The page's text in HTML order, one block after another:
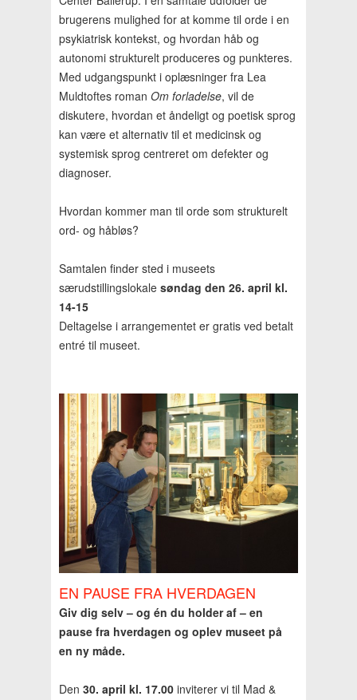
brugerens mulighed for at komme til orde i en
psykiatrisk kontekst, og hvordan håb og
autonomi strukturelt produceres og punkteres.
Med udgangspunkt i oplæsninger fra Lea
Muldtoftes roman Om forladelse, vil de
diskutere, hvordan et åndeligt og poetisk sprog
kan være et alternativ til et medicinsk og
systemisk sprog centreret om defekter og
diagnoser.
Hvordan kommer man til orde som strukturelt
ord- og håbløs?
Samtalen finder sted i museets
særudstillingslokale søndag den 26. april kl.
14-15
Deltagelse i arrangementet er gratis ved betalt
entré til museet.
EN PAUSE FRA HVERDAGEN
Giv dig selv – og én du holder af – en
pause fra hverdagen og oplev museet på
en ny måde.
Den 30. april kl. 17.00 inviterer vi til Mad &